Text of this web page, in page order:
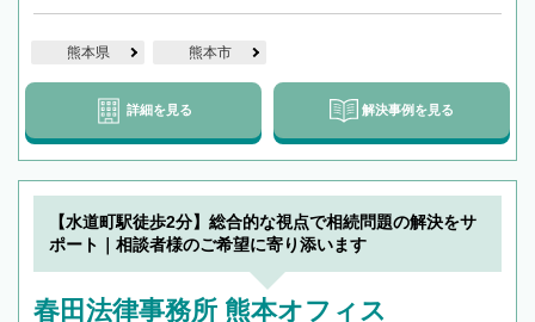
熊本県 熊本市
詳細を見る 解決事例を見る
【水道町駅徒歩2分】総合的な視点で相続問題の解決をサ
ポート｜相談者様のご希望に寄り添います
春田法律事務所 熊本オフィス